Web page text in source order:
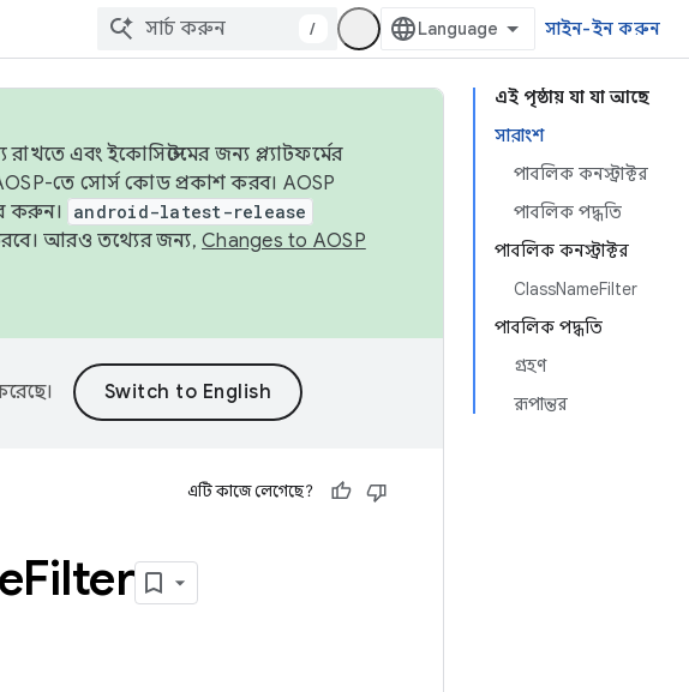
/ সাইন-ইন করুন
এই পৃষ্ঠায় যা যা আছে
সারাংশ
পাবলিক কনস্ট্রাক্টর
পাবলিক পদ্ধতি
পাবলিক কনস্ট্রাক্টর
ClassNameFilter
পাবলিক পদ্ধতি
গ্রহণ
রূপান্তর
এবং ইকোসিস্টেমের জন্য প্ল্যাটফর্মের
তে সোর্স কোড প্রকাশ করব। AOSP
করুন। android-latest-release
করবে। আরও তথ্যের জন্য, Changes to AOSP
এটি কাজে লেগেছে?
Filter